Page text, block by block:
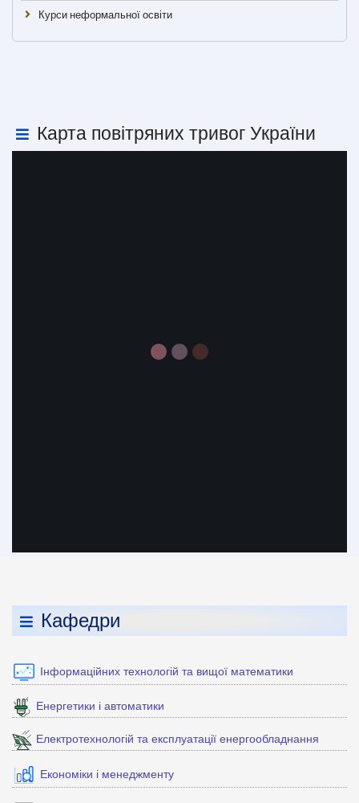
Курси неформальної освіти
Карта повітряних тривог України
Кафедри
Інформаційних технологій та вищої математики
Енергетики і автоматики
Електротехнологій та експлуатації енергообладнання
Економіки і менеджменту